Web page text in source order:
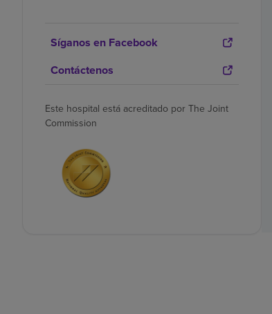
Síganos en Facebook
Contáctenos
Este hospital está acreditado por The Joint
Commission